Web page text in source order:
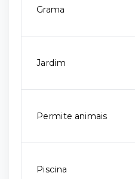
Grama
Jardim
Permite animais
Piscina